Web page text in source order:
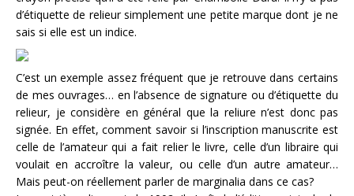
d’étiquette de relieur simplement une petite marque dont je ne
sais si elle est un indice.
C’est un exemple assez fréquent que je retrouve dans certains
de mes ouvrages… en l’absence de signature ou d’étiquette du
relieur, je considère en général que la reliure n’est donc pas
signée. En effet, comment savoir si l’inscription manuscrite est
celle de l’amateur qui a fait relier le livre, celle d’un libraire qui
voulait en accroître la valeur, ou celle d’un autre amateur…
Mais peut-on réellement parler de marginalia dans ce cas?